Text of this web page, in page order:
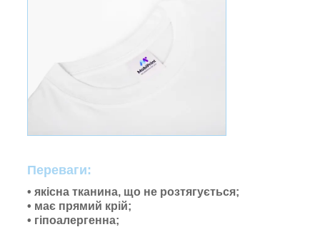
Переваги:
• якісна тканина, що не розтягується;
• має прямий крій;
• гіпоалергенна;